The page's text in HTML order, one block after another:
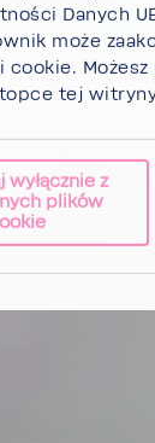
Danych
może
cookie.
tej
wyłącznie z
plików